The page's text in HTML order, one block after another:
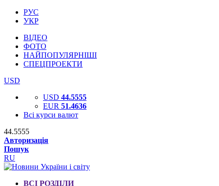
РУС
УКР
ВІДЕО
ФОТО
НАЙПОПУЛЯРНІШІ
СПЕЦПРОЕКТИ
USD
USD 44.5555
EUR 51.4636
Всі курси валют
44.5555
Авторизація
Пошук
RU
ВСІ РОЗДІЛИ